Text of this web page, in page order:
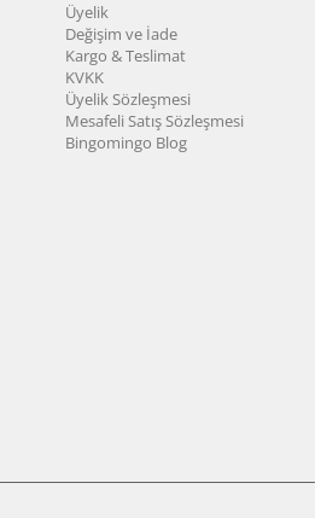
Üyelik
Değişim ve İade
Kargo & Teslimat
KVKK
Üyelik Sözleşmesi
Mesafeli Satış Sözleşmesi
Bingomingo Blog